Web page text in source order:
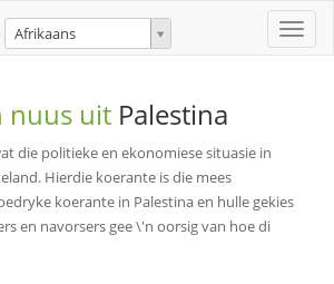
Toggle
Afrikaans
nuus uit Palestina
die politieke en ekonomiese situasie in
Hierdie koerante is die mees
koerante in Palestina en hulle gekies
en navorsers gee \'n oorsig van hoe di